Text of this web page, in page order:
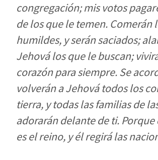
congregación; mis votos
de los que le temen. Comerán
humildes, y serán saciados;
Jehová los que le buscan;
corazón para siempre. Se
volverán a Jehová todos los
tierra, y todas las familias de
adorarán delante de ti. Porque
es el reino, y él regirá las